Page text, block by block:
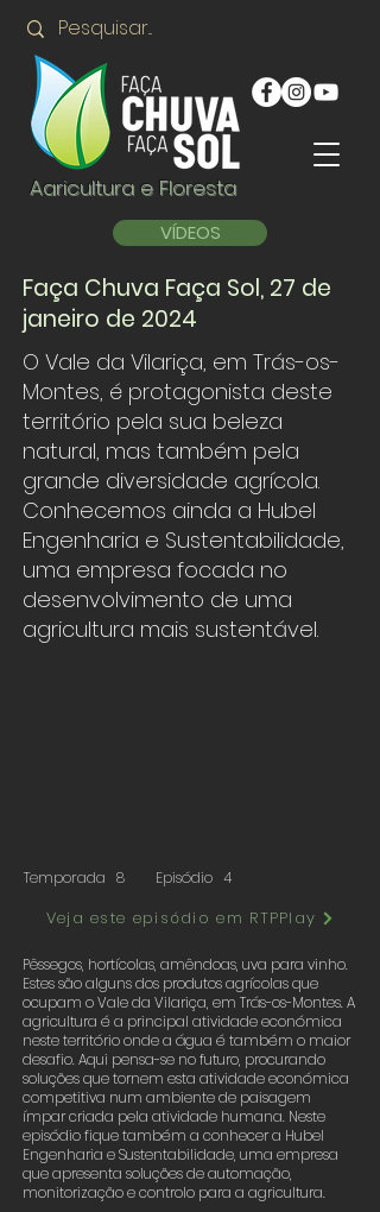
Agricultura e Floresta
VÍDEOS
Faça Chuva Faça Sol, 27 de
janeiro de 2024
O Vale da Vilariça, em Trás-os-
Montes, é protagonista deste
território pela sua beleza
natural, mas também pela
grande diversidade agrícola.
Conhecemos ainda a Hubel
Engenharia e Sustentabilidade,
uma empresa focada no
desenvolvimento de uma
agricultura mais sustentável.
Temporada 8 Episódio 4
Veja este episódio em RTPPlay
Pêssegos, hortícolas, amêndoas, uva para vinho.
Estes são alguns dos produtos agrícolas que
ocupam o Vale da Vilariça, em Trás-os-Montes. A
agricultura é a principal atividade económica
neste território onde a água é também o maior
desafio. Aqui pensa-se no futuro, procurando
soluções que tornem esta atividade económica
competitiva num ambiente de paisagem
ímpar criada pela atividade humana. Neste
episódio fique também a conhecer a Hubel
Engenharia e Sustentabilidade, uma empresa
que apresenta soluções de automação,
monitorização e controlo para a agricultura.